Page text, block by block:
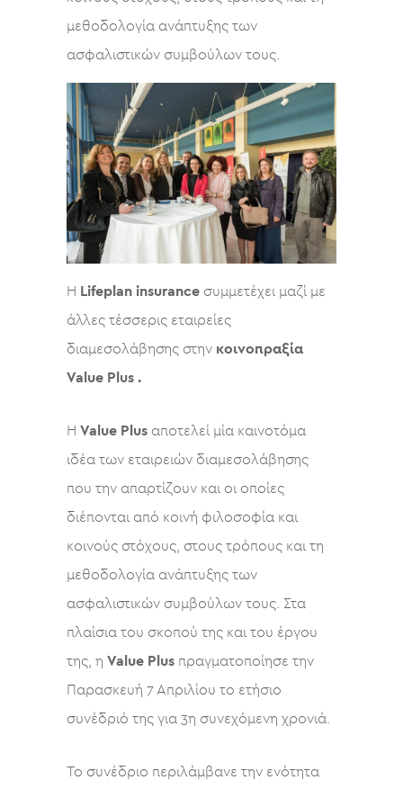
μεθοδολογία ανάπτυξης των
ασφαλιστικών συμβούλων τους.
Η Lifeplan insurance συμμετέχει μαζί με
άλλες τέσσερις εταιρείες
διαμεσολάβησης στην κοινοπραξία
Value Plus .
Η Value Plus αποτελεί μία καινοτόμα
ιδέα των εταιρειών διαμεσολάβησης
που την απαρτίζουν και οι οποίες
διέπονται από κοινή φιλοσοφία και
κοινούς στόχους, στους τρόπους και τη
μεθοδολογία ανάπτυξης των
ασφαλιστικών συμβούλων τους. Στα
πλαίσια του σκοπού της και του έργου
της, η Value Plus πραγματοποίησε την
Παρασκευή 7 Απριλίου το ετήσιο
συνέδριό της για 3η συνεχόμενη χρονιά.
Το συνέδριο περιλάμβανε την ενότητα